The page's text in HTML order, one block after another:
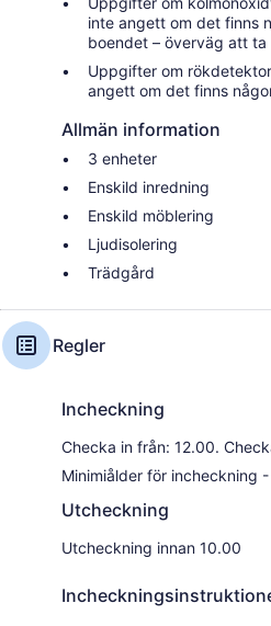
inte angett om det finns
boendet – överväg att
Uppgifter om
angett om det finns
Allmän information
3 enheter
Enskild inredning
Enskild möblering
Ljudisolering
Trädgård
Regler
Incheckning
Checka in från: 12.00.
Minimiålder för incheckning
Utcheckning
Utcheckning innan 10.00